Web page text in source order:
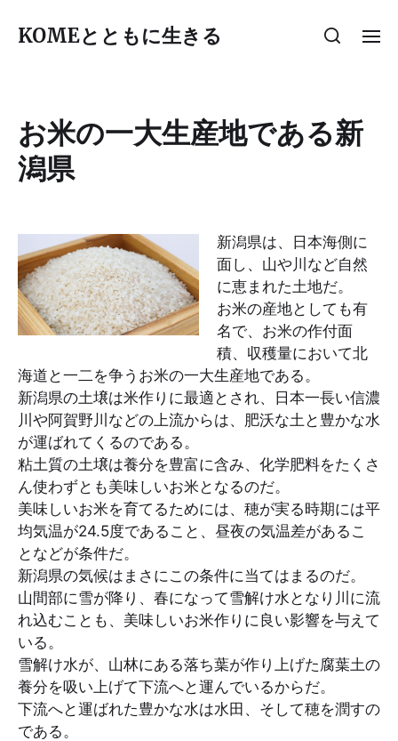
KOMEとともに生きる
お米の一大生産地である新
潟県
新潟県は、日本海側に
面し、山や川など自然
に恵まれた土地だ。
お米の産地としても有
名で、お米の作付面
積、収穫量において北
海道と一二を争うお米の一大生産地である。
新潟県の土壌は米作りに最適とされ、日本一長い信濃
川や阿賀野川などの上流からは、肥沃な土と豊かな水
が運ばれてくるのである。
粘土質の土壌は養分を豊富に含み、化学肥料をたくさ
ん使わずとも美味しいお米となるのだ。
美味しいお米を育てるためには、穂が実る時期には平
均気温が24.5度であること、昼夜の気温差があるこ
となどが条件だ。
新潟県の気候はまさにこの条件に当てはまるのだ。
山間部に雪が降り、春になって雪解け水となり川に流
れ込むことも、美味しいお米作りに良い影響を与えて
いる。
雪解け水が、山林にある落ち葉が作り上げた腐葉土の
養分を吸い上げて下流へと運んでいるからだ。
下流へと運ばれた豊かな水は水田、そして穂を潤すの
である。